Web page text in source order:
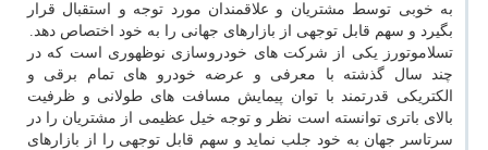
به خوبی توسط مشتریان و علاقمندان مورد توجه و استقبال قرار
بگیرد و سهم قابل توجهی از بازارهای جهانی را به خود اختصاص دهد.
تسلاموتورز یکی از شرکت های خودروسازی نوظهوری است که در
چند سال گذشته با معرفی و عرضه خودرو های تمام برقی و
الکتریکی قدرتمند با توان پیمایش مسافت های طولانی و ظرفیت
بالای باتری توانسته است نظر و توجه خیل عظیمی از مشتریان را در
سرتاسر جهان به خود جلب نماید و سهم قابل توجهی را از بازارهای